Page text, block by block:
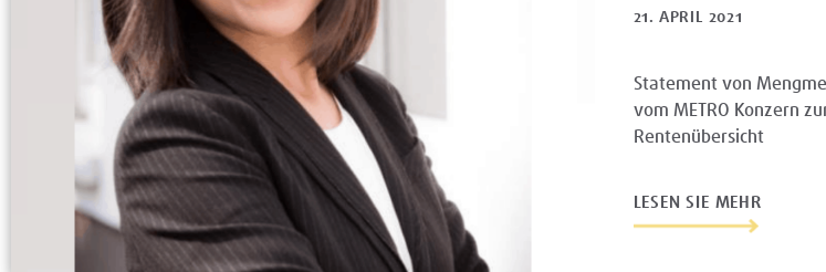
21. APRIL 2021
Statement von
vom METRO Konzern
Rentenübersicht
LESEN SIE MEHR